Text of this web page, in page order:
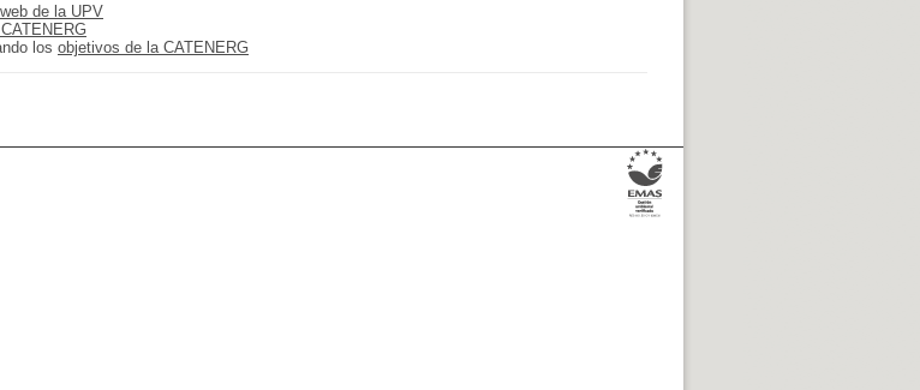
de la UPV
los objetivos de la CATENERG